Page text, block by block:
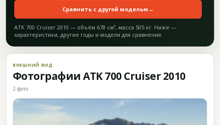
Сравнить с другой моделью →
ATK 700 Cruiser 2010 — объём 678 см³, масса 505 кг. Ниже —
характеристики, другие годы и модели для сравнения.
ВНЕШНИЙ ВИД
Фотографии ATK 700 Cruiser 2010
2 фото